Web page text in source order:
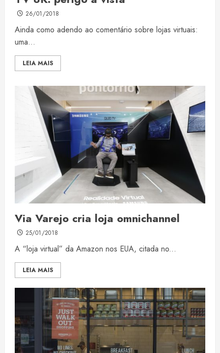
26/01/2018
Ainda como adendo ao comentário sobre lojas virtuais:
uma...
LEIA MAIS
Via Varejo cria loja omnichannel
25/01/2018
A “loja virtual” da Amazon nos EUA, citada no...
LEIA MAIS